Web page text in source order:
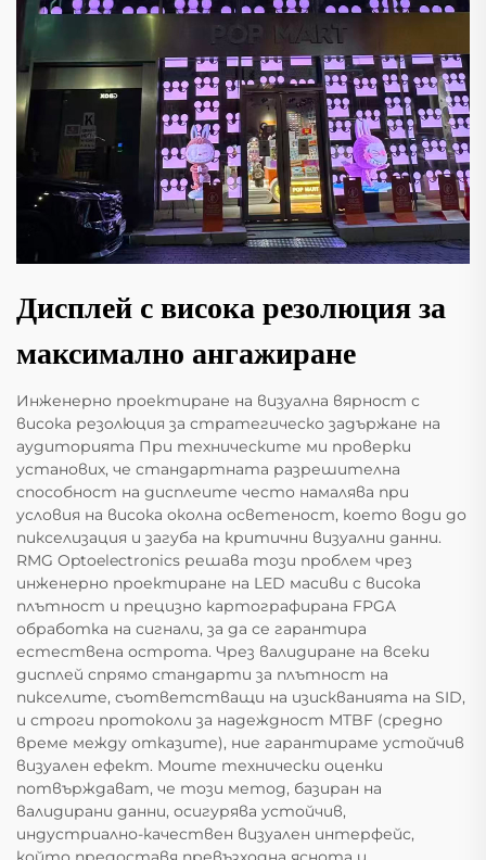
Дисплей с висока резолюция за
максимално ангажиране
Инженерно проектиране на визуална вярност с
висока резолюция за стратегическо задържане на
аудиторията При техническите ми проверки
установих, че стандартната разрешителна
способност на дисплеите често намалява при
условия на висока околна осветеност, което води до
пикселизация и загуба на критични визуални данни.
RMG Optoelectronics решава този проблем чрез
инженерно проектиране на LED масиви с висока
плътност и прецизно картографирана FPGA
обработка на сигнали, за да се гарантира
естествена острота. Чрез валидиране на всеки
дисплей спрямо стандарти за плътност на
пикселите, съответстващи на изискванията на SID,
и строги протоколи за надеждност MTBF (средно
време между отказите), ние гарантираме устойчив
визуален ефект. Моите технически оценки
потвърждават, че този метод, базиран на
валидирани данни, осигурява устойчив,
индустриално-качествен визуален интерфейс,